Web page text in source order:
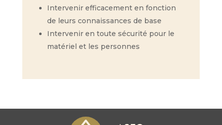
Intervenir efficacement en fonction
de leurs connaissances de base
Intervenir en toute sécurité pour le
matériel et les personnes